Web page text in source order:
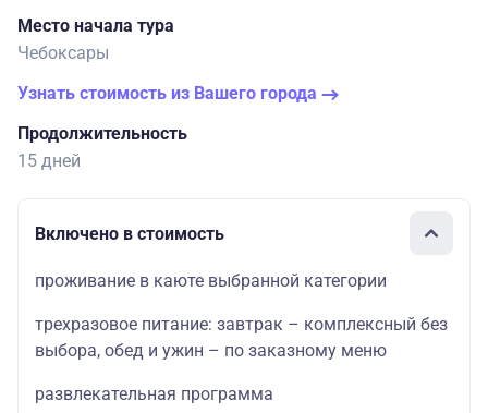
Место начала тура
Чебоксары
Узнать стоимость из Вашего города
Продолжительность
15 дней
Включено в стоимость
проживание в каюте выбранной категории
трехразовое питание: завтрак – комплексный без
выбора, обед и ужин – по заказному меню
развлекательная программа